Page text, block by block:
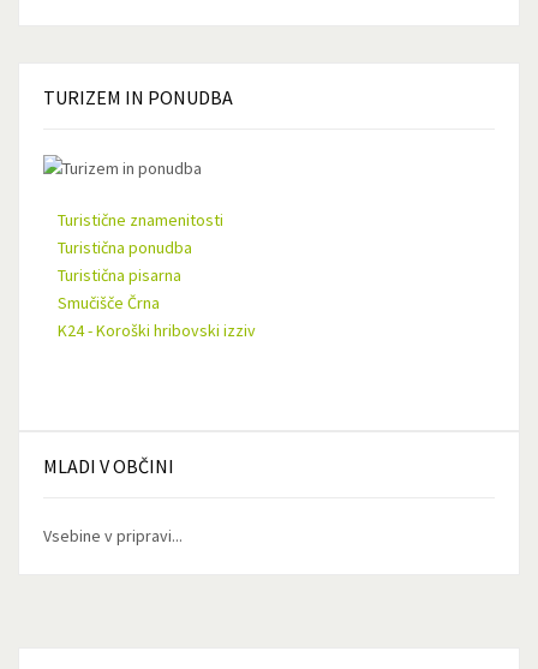
TURIZEM IN PONUDBA
Turistične znamenitosti
Turistična ponudba
Turistična pisarna
Smučišče Črna
K24 - Koroški hribovski izziv
MLADI V OBČINI
Vsebine v pripravi...